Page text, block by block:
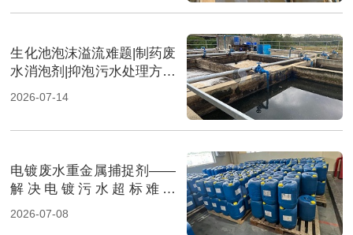
生化池泡沫溢流难题|制药废
水消泡剂|抑泡污水处理方案
（图）
2026-07-14
电镀废水重金属捕捉剂——
解决电镀污水超标难题
（图）
2026-07-08